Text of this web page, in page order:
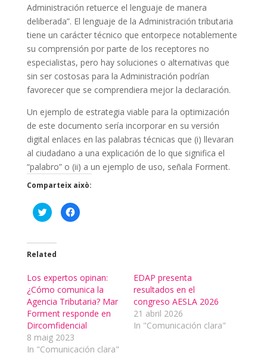
Administración retuerce el lenguaje de manera
deliberada”. El lenguaje de la Administración tributaria
tiene un carácter técnico que entorpece notablemente
su comprensión por parte de los receptores no
especialistas, pero hay soluciones o alternativas que
sin ser costosas para la Administración podrían
favorecer que se comprendiera mejor la declaración.
Un ejemplo de estrategia viable para la optimización
de este documento sería incorporar en su versión
digital enlaces en las palabras técnicas que (i) llevaran
al ciudadano a una explicación de lo que significa el
“palabro” o (ii) a un ejemplo de uso, señala Forment.
Comparteix això:
C
l
t
o
s
a
r
e
o
n
T
w
i
t
t
e
r
C
l
a
r
e
o
n
F
a
c
e
o
o
Related
Los expertos opinan:
¿Cómo comunica la
Agencia Tributaria? Mar
Forment responde en
Dircomfidencial
8 maig 2023
In "Comunicación clara"
EDAP presenta
resultados en el
congreso AESLA 2026
21 abril 2026
In "Comunicación clara"